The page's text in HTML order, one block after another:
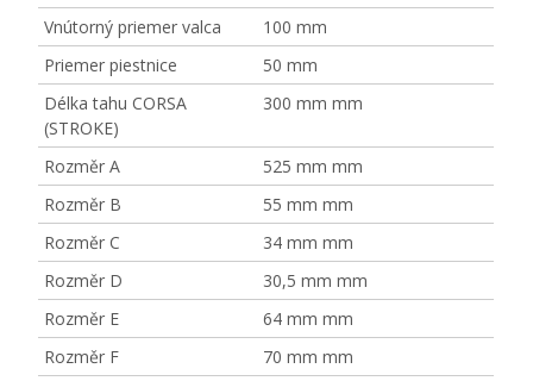
Vnútorný priemer valca
100 mm
Priemer piestnice
50 mm
Délka tahu CORSA
(STROKE)
300 mm mm
Rozměr A
525 mm mm
Rozměr B
55 mm mm
Rozměr C
34 mm mm
Rozměr D
30,5 mm mm
Rozměr E
64 mm mm
Rozměr F
70 mm mm